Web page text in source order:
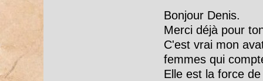
Bonjour Denis.
Merci déjà pour
C'est vrai mon
femmes qui
Elle est la force